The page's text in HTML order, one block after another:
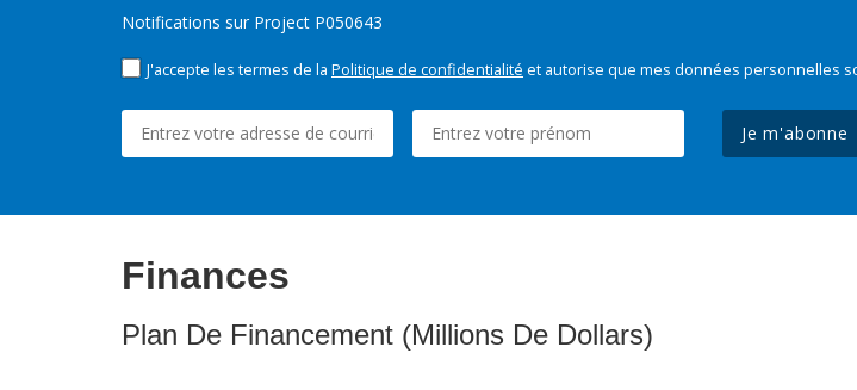
Notifications sur Project P050643
J'accepte les termes de la Politique de confidentialité et autorise que mes données personnelles
Je m'abonne
Finances
Plan De Financement (Millions De Dollars)